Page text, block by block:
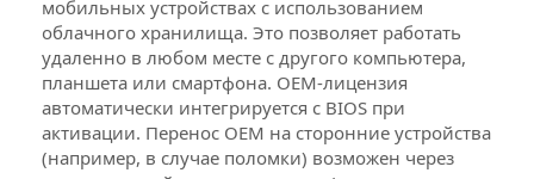
DVD-носитель с дистрибутивом
программного обеспечения, в
фирменной упаковке
Лицензионный сертификат
подлинности (COA)
мобильных устройствах с использованием
облачного хранилища. Это позволяет работать
удаленно в любом месте с другого компьютера,
планшета или смартфона. OEM-лицензия
автоматически интегрируется с BIOS при
активации. Перенос OEM на сторонние устройства
(например, в случае поломки) возможен через